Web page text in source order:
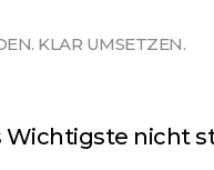
KLAR UMSETZEN.
Wichtigste nicht